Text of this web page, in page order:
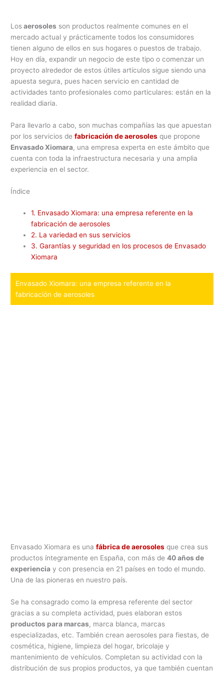
Losaerosoles son productos realmente comunes en el
mercado actual y prácticamente todos los consumidores
tienen alguno de ellos en sus hogares o puestos de trabajo.
Hoy en día, expandir un negocio de este tipo o comenzar un
proyecto alrededor de estos útiles artículos sigue siendo una
apuesta segura, pues hacen servicio en cantidad de
actividades tanto profesionales como particulares: están en la
realidad diaria.
Para llevarlo a cabo, son muchas compañías las que apuestan
por los servicios defabricación de aerosoles que propone
Envasado Xiomara, una empresa experta en este ámbito que
cuenta con toda la infraestructura necesaria y una amplia
experiencia en el sector.
Índice
1. Envasado Xiomara: una empresa referente en la
fabricación de aerosoles
2. La variedad en sus servicios
3. Garantías y seguridad en los procesos de Envasado
Xiomara
Envasado Xiomara: una empresa referente en la
fabricación de aerosoles
Envasado Xiomara es unafábrica de aerosoles que crea sus
productos íntegramente en España, con más de40 años de
experiencia y con presencia en 21 países en todo el mundo.
Una de las pioneras en nuestro país.
Se ha consagrado como la empresa referente del sector
gracias a su completa actividad, pues elaboran estos
productos para marcas, marca blanca, marcas
especializadas, etc. También crean aerosoles para fiestas, de
cosmética, higiene, limpieza del hogar, bricolaje y
mantenimiento de vehículos. Completan su actividad con la
distribución de sus propios productos, ya que también cuentan